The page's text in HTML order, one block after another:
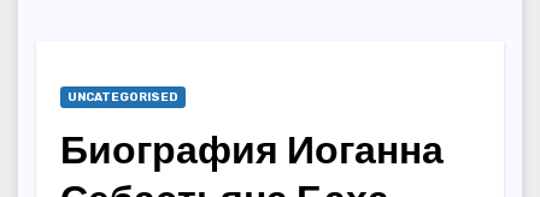
UNCATEGORISED
Биография Иоганна